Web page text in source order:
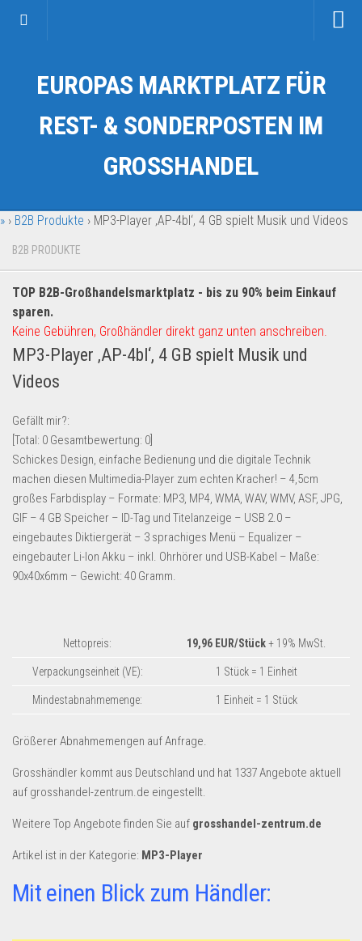
Kategorien
Auto & Motorrad
Fahrzeuge & Transport
Garten & Werkzeug
Geschäft, Büro & Schreibwaren
Geschenkartikel
Handy und Smartphone
Kosmetik & Pflege
Lebensmittel & Getränke
Münzen
Spielzeug & Games
Sport & Freizeit
Uhren & Schmuck
Wohnen & Einrichten
eBay Restposten kaufen
Sonderposten-Angebote
Saison & Eventprodkte
Kostenlos verkaufen
EUROPAS MARKTPLATZ FÜR
REST- & SONDERPOSTEN IM
GROSSHANDEL
» › B2B Produkte › MP3-Player ‚AP-4bl‘, 4 GB spielt Musik und Videos
B2B PRODUKTE
TOP B2B-Großhandelsmarktplatz - bis zu 90% beim Einkauf
sparen.
Keine Gebühren, Großhändler direkt ganz unten anschreiben.
MP3-Player ‚AP-4bl‘, 4 GB spielt Musik und
Videos
Gefällt mir?:
[Total: 0 Gesamtbewertung: 0
Schickes Design, einfache Bedienung und die digitale Technik
machen diesen Multimedia-Player zum echten Kracher! – 4,5cm
großes Farbdisplay – Formate: MP3, MP4, WMA, WAV, WMV, ASF, JPG,
GIF – 4 GB Speicher – ID-Tag und Titelanzeige – USB 2.0 –
eingebautes Diktiergerät – 3 sprachiges Menü – Equalizer –
eingebauter Li-Ion Akku – inkl. Ohrhörer und USB-Kabel – Maße:
90x40x6mm – Gewicht: 40 Gramm.
Nettopreis: 19,96 EUR/Stück+ 19% MwSt.
Verpackungseinheit (VE): 1 Stück = 1 Einheit
Mindestabnahmemenge: 1 Einheit = 1 Stück
Größerer Abnahmemengen auf Anfrage.
Grosshändler kommt aus Deutschland und hat 1337 Angebote aktuell
auf grosshandel-zentrum.de eingestellt.
Weitere Top Angebote finden Sie auf grosshandel-zentrum.de
Artikel ist in der Kategorie: MP3-Player
Mit einen Blick zum Händler: